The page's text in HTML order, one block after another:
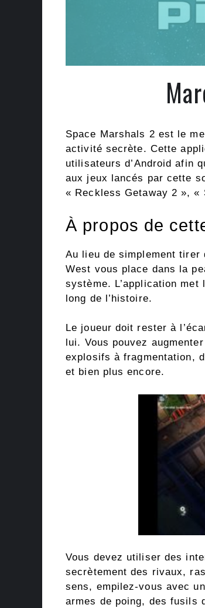
Space Marshals 2 est le
activité secrète. Cette
utilisateurs d’Android afin
aux jeux lancés par cette
« Reckless Getaway 2 », «
À propos de
Au lieu de simplement tirer
West vous place dans la
système. L’application
long de l’histoire.
Le joueur doit rester à
lui. Vous pouvez
explosifs à fragmentation,
et bien plus encore.
Vous devez utiliser des
secrètement des rivaux,
sens, empilez-vous avec
armes de poing, des fusils